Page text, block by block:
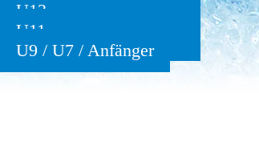
U13
U11
U9 / U7 / Anfänger